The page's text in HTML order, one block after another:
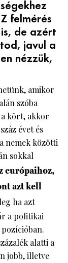
felmérés
de azért
javul a
nézzük,
amikor
szóba
kört, akkor
évet és
nemek közötti
sokkal
európaihoz,
azt kell
ha azt
a politikai
alatti a
jobb, illetve